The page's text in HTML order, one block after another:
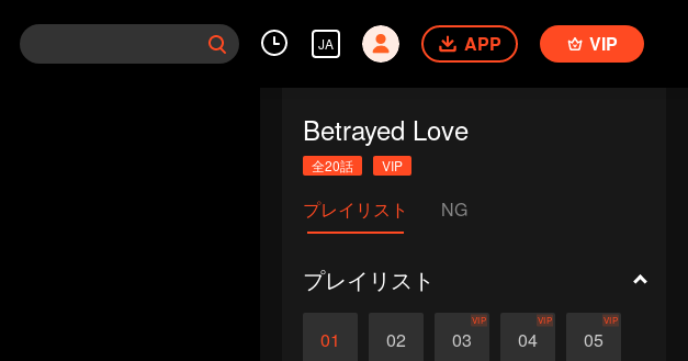
JA APP VIP
Betrayed Love
全20話 VIP
プレイリスト NG
プレイリスト
01 02 03
VIP
04
VIP
05
VIP